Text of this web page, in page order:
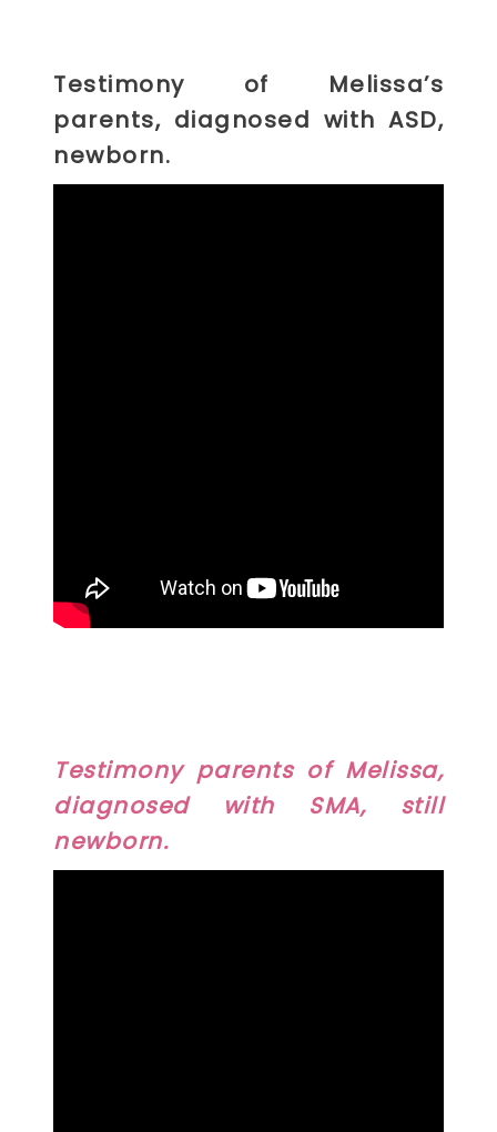
Testimony of Melissa’s
parents, diagnosed with ASD,
newborn.
Testimony parents of Melissa,
diagnosed with SMA, still
newborn.